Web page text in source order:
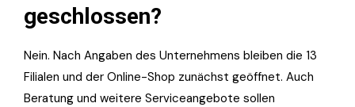
geschlossen?
Nein. Nach Angaben des Unternehmens bleiben die 13
Filialen und der Online-Shop zunächst geöffnet. Auch
Beratung und weitere Serviceangebote sollen